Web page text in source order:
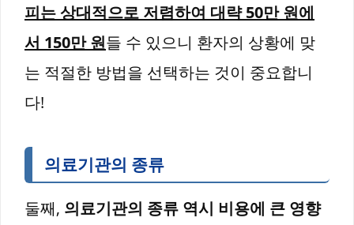
피는 상대적으로 저렴하여 대략 50만 원에
서 150만 원들 수 있으니 환자의 상황에 맞
는 적절한 방법을 선택하는 것이 중요합니
다!
의료기관의 종류
둘째, 의료기관의 종류 역시 비용에 큰 영향